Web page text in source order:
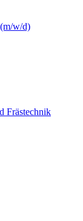
w/d)
Frästechnik